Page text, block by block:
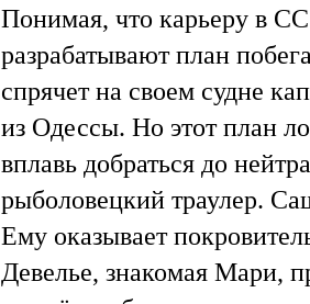
Понимая, что карьеру в
разрабатывают план
спрячет на своем судне
из Одессы. Но этот план
вплавь добраться до
рыболовецкий траулер.
Ему оказывает
Девелье, знакомая Мари,